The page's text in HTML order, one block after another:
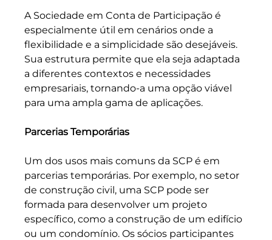
A Sociedade em Conta de Participação é
especialmente útil em cenários onde a
flexibilidade e a simplicidade são desejáveis.
Sua estrutura permite que ela seja adaptada
a diferentes contextos e necessidades
empresariais, tornando-a uma opção viável
para uma ampla gama de aplicações.
Parcerias Temporárias
Um dos usos mais comuns da SCP é em
parcerias temporárias. Por exemplo, no setor
de construção civil, uma SCP pode ser
formada para desenvolver um projeto
específico, como a construção de um edifício
ou um condomínio. Os sócios participantes